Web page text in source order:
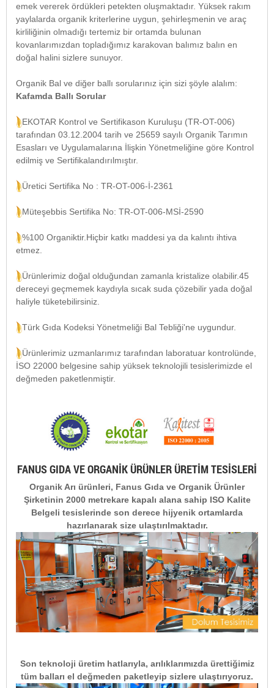
emek vererek ördükleri petekten oluşmaktadır. Yüksek rakım
yaylalarda organik kriterlerine uygun, şehirleşmenin ve araç
kirliliğinin olmadığı tertemiz bir ortamda bulunan
kovanlarımızdan topladığımız karakovan balımız balın en
doğal halini sizlere sunuyor.
Organik Bal ve diğer ballı sorularınız için sizi şöyle alalım:
Kafamda Ballı Sorular
EKOTAR Kontrol ve Sertifikason Kuruluşu (TR-OT-006)
tarafından 03.12.2004 tarih ve 25659 sayılı Organik Tarımın
Esasları ve Uygulamalarına İlişkin Yönetmeliğine göre Kontrol
edilmiş ve Sertifikalandırılmıştır.
Üretici Sertifika No : TR-OT-006-İ-2361
Müteşebbis Sertifika No: TR-OT-006-MSİ-2590
%100 Organiktir.Hiçbir katkı maddesi ya da kalıntı ihtiva
etmez.
Ürünlerimiz doğal olduğundan zamanla kristalize olabilir.45
dereceyi geçmemek kaydıyla sıcak suda çözebilir yada doğal
haliyle tüketebilirsiniz.
Türk Gıda Kodeksi Yönetmeliği Bal Tebliği'ne uygundur.
Ürünlerimiz uzmanlarımız tarafından laboratuar kontrolünde,
İSO 22000 belgesine sahip yüksek teknolojili tesislerimizde el
değmeden paketlenmiştir.
FANUS GIDA VE ORGANİK ÜRÜNLER ÜRETİM TESİSLERİ
Organik Arı ürünleri, Fanus Gıda ve Organik Ürünler
Şirketinin 2000 metrekare kapalı alana sahip ISO Kalite
Belgeli tesislerinde son derece hijyenik ortamlarda
hazırlanarak size ulaştırılmaktadır.
Son teknoloji üretim hatlarıyla, arılıklarımızda ürettiğimiz
tüm balları el değmeden paketleyip sizlere ulaştırıyoruz.